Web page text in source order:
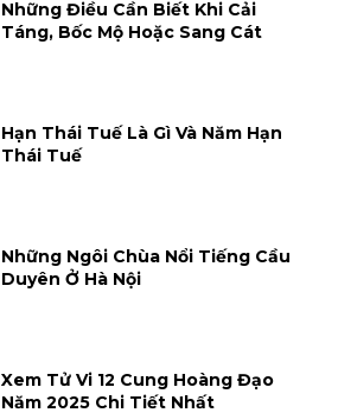
Những Điều Cần Biết Khi Cải
Táng, Bốc Mộ Hoặc Sang Cát
Hạn Thái Tuế Là Gì Và Năm Hạn
Thái Tuế
Những Ngôi Chùa Nổi Tiếng Cầu
Duyên Ở Hà Nội
Xem Tử Vi 12 Cung Hoàng Đạo
Năm 2025 Chi Tiết Nhất